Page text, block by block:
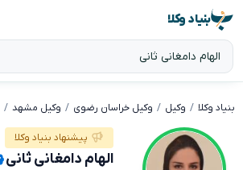
بنیاد وکلا
بنیاد وکلا وکیل وکیل خراسان رضوی وکیل مشهد
پیشنهاد بنیاد وکلا
الهام دامغانی ثانی